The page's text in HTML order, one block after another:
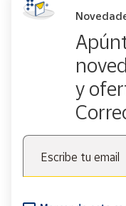
y
Escribe tu email